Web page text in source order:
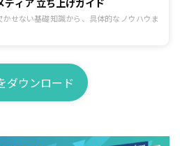
ィア 立ち上げガイド
せない基礎知識から、具体的なノウハウま
ダウンロード